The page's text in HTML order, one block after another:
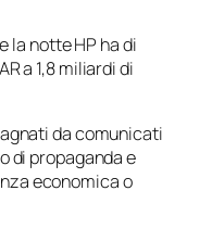
la notte HP ha di
a 1,8 miliardi di
da comunicati
di propaganda e
economica o